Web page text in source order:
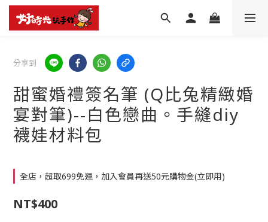
分享到
甜蜜婚禮簽名筆 (Q比兔精緻婚
宴對筆)--白色戀曲。手縫diy
襪娃材料包
全店，超取699免運，加入會員再送50元購物金(立即用)
NT$400